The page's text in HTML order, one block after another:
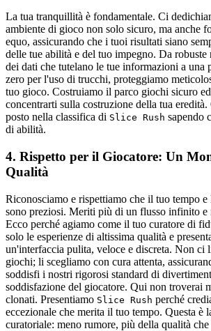
La tua tranquillità è fondamentale. Ci
ambiente di gioco non solo sicuro, ma anche
equo, assicurando che i tuoi risultati siano
delle tue abilità e del tuo impegno. Da robuste
dei dati che tutelano le tue informazioni a una
zero per l'uso di trucchi, proteggiamo
tuo gioco. Costruiamo il parco giochi sicuro
concentrarti sulla costruzione della tua
posto nella classifica di Slice Rush sapendo
di abilità.
4. Rispetto per il Giocatore: Un
Qualità
Riconosciamo e rispettiamo che il tuo tempo e
sono preziosi. Meriti più di un flusso infinito
Ecco perché agiamo come il tuo curatore di
solo le esperienze di altissima qualità e
un'interfaccia pulita, veloce e discreta. Non ci
giochi; li scegliamo con cura attenta,
soddisfi i nostri rigorosi standard di
soddisfazione del giocatore. Qui non troverai
clonati. Presentiamo Slice Rush perché
eccezionale che merita il tuo tempo. Questa è
curatoriale: meno rumore, più della qualità